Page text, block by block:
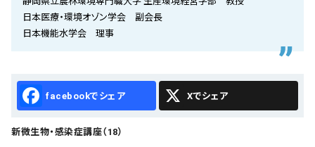
お知らせ
日本医療・環境オゾン学会 副会長
日本機能水学会 理事
Facebook X
新微生物・感染症講座（18）